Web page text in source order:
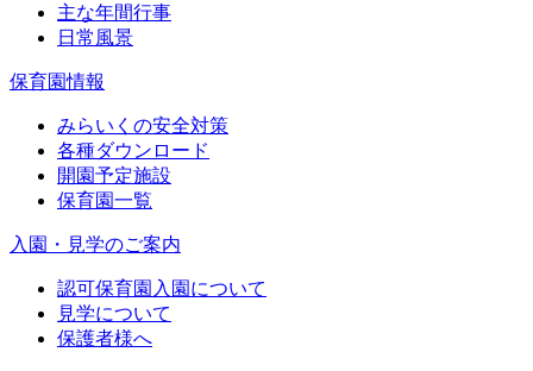
主な年間行事
日常風景
保育園情報
みらいくの安全対策
各種ダウンロード
開園予定施設
保育園一覧
入園・見学のご案内
認可保育園入園について
見学について
保護者様へ